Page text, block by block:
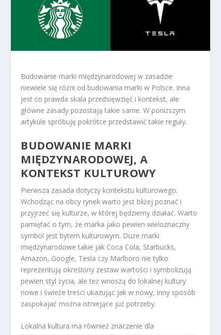
Budowanie marki międzynarodowej w zasadzie
niewiele się różni od budowania marki w Polsce. Inna
jest co prawda skala przedsięwzięć i kontekst, ale
główne zasady pozostają takie same. W poniższym
artykule spróbuję pokrótce przedstawić takie reguły.
BUDOWANIE MARKI
MIĘDZYNARODOWEJ, A
KONTEKST KULTUROWY
Pierwsza zasada dotyczy kontekstu kulturowego.
Wchodząc na obcy rynek warto jest bliżej poznać i
przyjrzeć się kulturze, w której będziemy działać. Warto
pamiętać o tym, że marka jako pewien wieloznaczny
symbol jest bytem kulturowym. Duże marki
międzynarodowe takie jak Coca Cola, Starbucks,
Amazon, Google, Tesla czy Marlboro nie tylko
reprezentują określony zestaw wartości i symbolizują
pewien styl życia, ale też wnoszą do lokalnej kultury
nowe i świeże treści ukazując jak w nowy, inny sposób
zaspokajać można istniejące już potrzeby.
Lokalna kultura ma również znaczenie dla